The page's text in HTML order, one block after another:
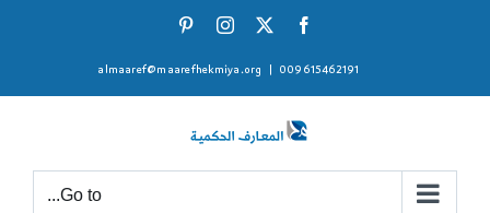
Facebook
X
Instagram
009615462191
almaaref@maarefhekmiya.org
Go to...